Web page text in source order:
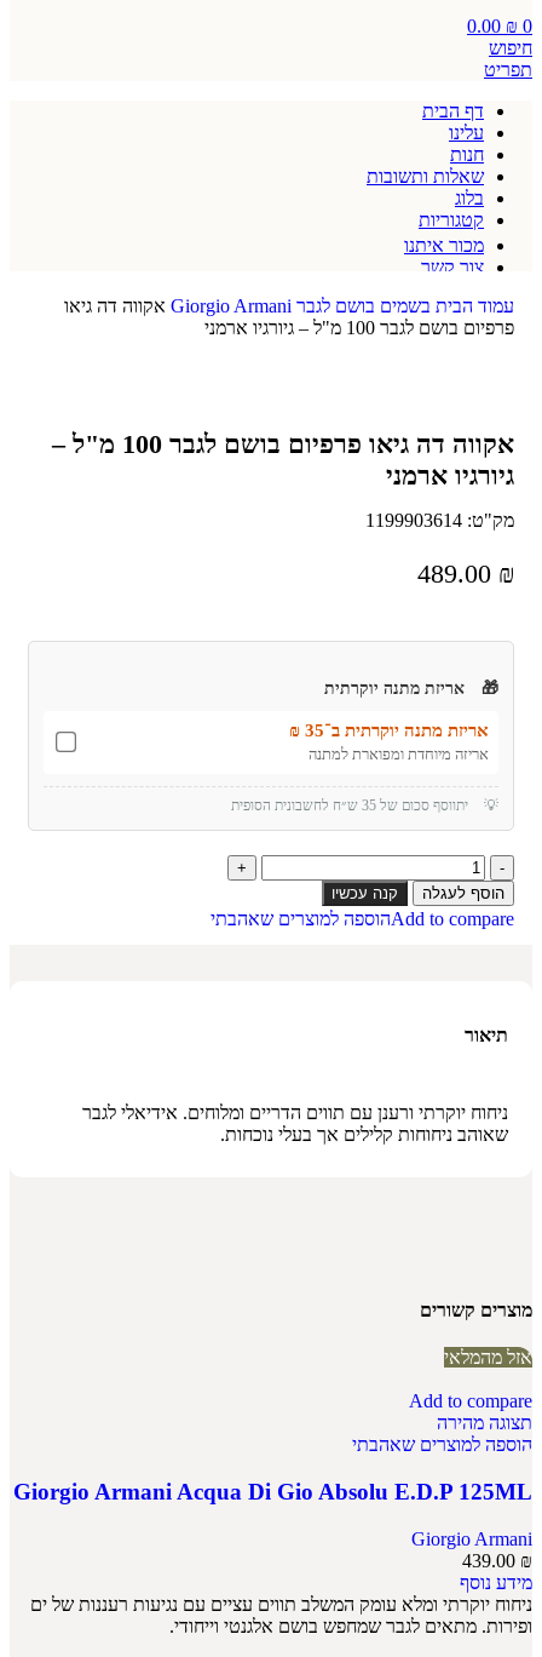
0
0.00 ₪
חיפוש
תפריט
דף הבית
עלינו
חנות
שאלות ותשובות
בלוג
קטגוריות
מכור איתנו
צור קשר
עמוד הבית בשמים בושם לגבר Giorgio Armani אקווה דה גיאו
פרפיום בושם לגבר 100 מ"ל – גיורגיו ארמני
אקווה דה גיאו פרפיום בושם לגבר 100 מ"ל –
גיורגיו ארמני
מק"ט: 1199903614
489.00 ₪
🎁 אריזת מתנה יוקרתית
אריזת מתנה יוקרתית ב־35 ₪
אריזה מיוחדת ומפוארת למתנה
💡 יתווסף סכום של 35 ש״ח לחשבונית הסופית
הוסף לעגלה קנה עכשיו
Add to compareהוספה למוצרים שאהבתי
תיאור
ניחוח יוקרתי ורענן עם תווים הדריים ומלוחים. אידיאלי לגבר
שאוהב ניחוחות קלילים אך בעלי נוכחות.
מוצרים קשורים
אזל מהמלאי
Add to compare
תצוגה מהירה
הוספה למוצרים שאהבתי
Giorgio Armani Acqua Di Gio Absolu E.D.P 125ML
Giorgio Armani
439.00 ₪
מידע נוסף
ניחוח יוקרתי ומלא עומק המשלב תווים עציים עם נגיעות רעננות של ים
ופירות. מתאים לגבר שמחפש בושם אלגנטי וייחודי.